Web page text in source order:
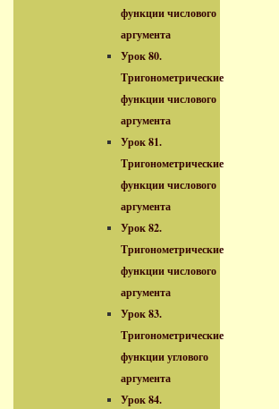
функции числового
аргумента
Урок 80.
Тригонометрические
функции числового
аргумента
Урок 81.
Тригонометрические
функции числового
аргумента
Урок 82.
Тригонометрические
функции числового
аргумента
Урок 83.
Тригонометрические
функции углового
аргумента
Урок 84.